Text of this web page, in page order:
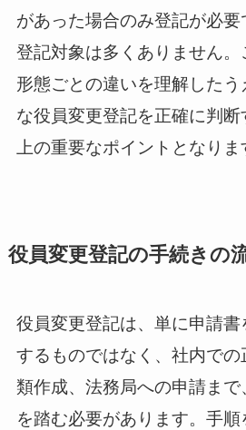
があった場合のみ登記が必
登記対象は多くありません。
形態ごとの違いを理解した
な役員変更登記を正確に判
上の重要なポイントとなりま
役員変更登記の手続きの
役員変更登記は、単に申請書
するものではなく、社内で
類作成、法務局への申請まで
を踏む必要があります。手